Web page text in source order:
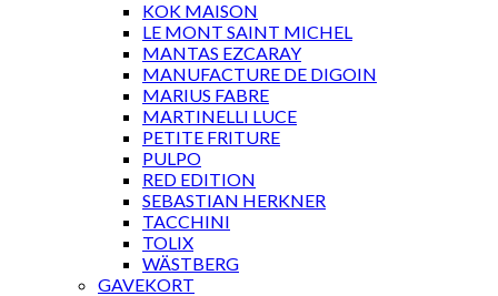
KOK MAISON
LE MONT SAINT MICHEL
MANTAS EZCARAY
MANUFACTURE DE DIGOIN
MARIUS FABRE
MARTINELLI LUCE
PETITE FRITURE
PULPO
RED EDITION
SEBASTIAN HERKNER
TACCHINI
TOLIX
WÄSTBERG
GAVEKORT